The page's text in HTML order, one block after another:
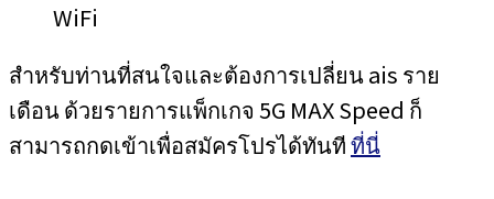
WiFi
สำหรับท่านที่สนใจและต้องการเปลี่ยน ais ราย
เดือน ด้วยรายการแพ็กเกจ 5G MAX Speed ก็
สามารถกดเข้าเพื่อสมัครโปรได้ทันทีที่นี่